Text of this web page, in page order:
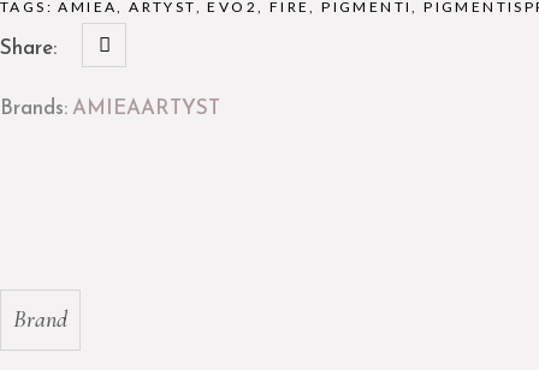
TAGS:AMIEA,ARTYST,EVO2, FIRE,PIGMENTI,
Share:
Brands: AMIEAARTYST
Brand